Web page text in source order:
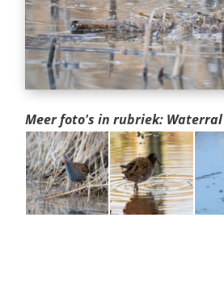
Meer foto's in rubriek: Waterral